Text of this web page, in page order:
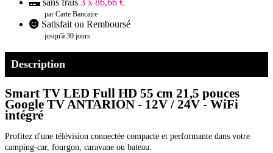
sans frais 3 x 86,66 €
par Carte Bancaire
Satisfait ou Remboursé
jusqu'à 30 jours
Description
Smart TV LED Full HD 55 cm 21,5 pouces
Google TV ANTARION - 12V / 24V - WiFi
intégré
Profitez d'une télévision connectée compacte et performante dans votre
camping-car, fourgon, caravane ou bateau.